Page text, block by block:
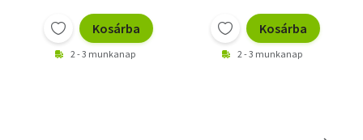
Kosárba
2 - 3 munkanap
Kosárba
2 - 3 munkanap